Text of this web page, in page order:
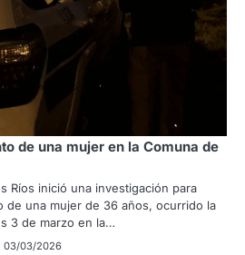
de una mujer en la Comuna de
Ríos inició una investigación para
de una mujer de 36 años, ocurrido la
3 de marzo en la…
03/03/2026